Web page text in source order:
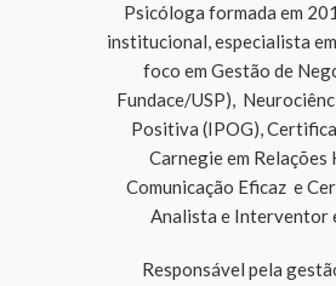
Psicóloga formada em
institucional, especialista
foco em Gestão de
Fundace/USP),
Positiva (IPOG),
Carnegie em Relações
Comunicação Eficaz e
Analista e Interventor
Responsável pela